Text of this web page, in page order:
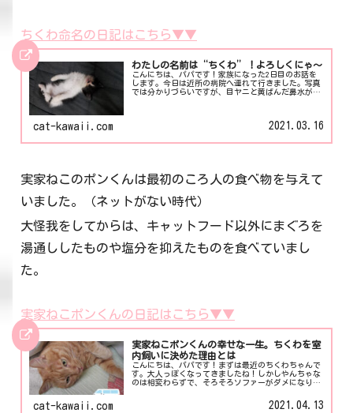
ちくわ命名の日記はこちら▼▼
わたしの名前は“ちくわ”！よろしくにゃ～
こんにちは、パパです！家族になった2日目のお話を
します。今日は近所の病院へ連れて行きました。写真
では分かりづらいですが、目ヤニと黄ばんだ鼻水がで
cat-kawaii.com 2021.03.16
実家ねこのポンくんは最初のころ人の食べ物を与えて
いました。（ネットがない時代）
大怪我をしてからは、キャットフード以外にまぐろを
湯通ししたものや塩分を抑えたものを食べていまし
た。
実家ねこポンくんの日記はこちら▼▼
実家ねこポンくんの幸せな一生。ちくわを室
内飼いに決めた理由とは
こんにちは、パパです！まずは最近のちくわちゃんで
す。大人っぽくなってきましたね！しかしやんちゃな
のは相変わらずで、そろそろソファーがダメになりそ
室内飼いに決定しました。今日はそんな思いに至っ
cat-kawaii.com 2021.04.13